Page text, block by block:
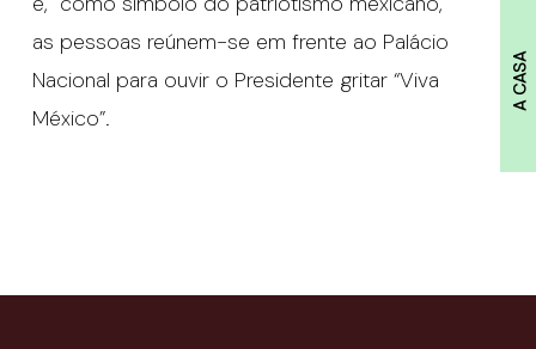
A CASA
as pessoas reúnem-se em frente ao Palácio
Nacional para ouvir o Presidente gritar “Viva
México”.